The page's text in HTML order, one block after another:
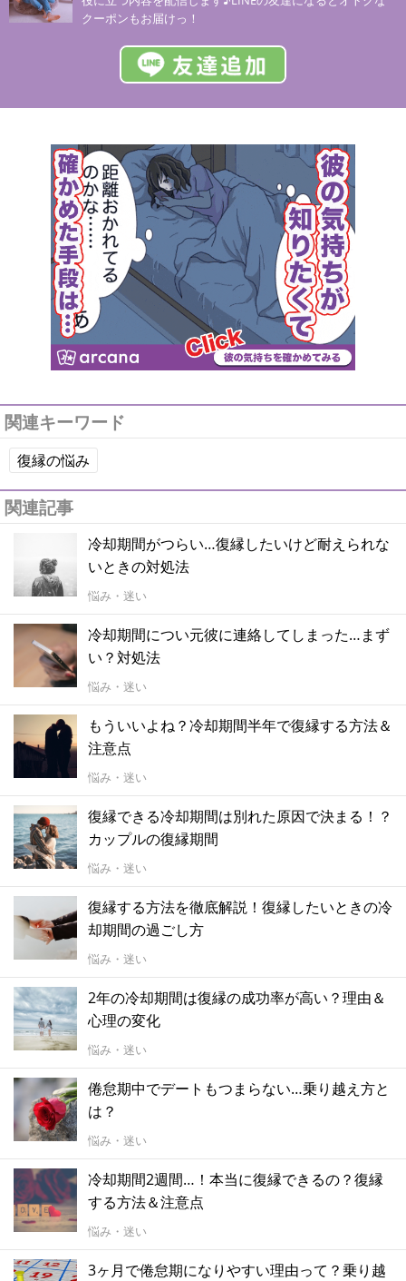
クーポンもお届けっ！
関連キーワード
復縁の悩み
関連記事
冷却期間がつらい…復縁したいけど耐えられな
いときの対処法
悩み・迷い
冷却期間につい元彼に連絡してしまった…まず
い？対処法
悩み・迷い
もういいよね？冷却期間半年で復縁する方法＆
注意点
悩み・迷い
復縁できる冷却期間は別れた原因で決まる！？
カップルの復縁期間
悩み・迷い
復縁する方法を徹底解説！復縁したいときの冷
却期間の過ごし方
悩み・迷い
2年の冷却期間は復縁の成功率が高い？理由＆
心理の変化
悩み・迷い
倦怠期中でデートもつまらない…乗り越え方と
は？
悩み・迷い
冷却期間2週間…！本当に復縁できるの？復縁
する方法＆注意点
悩み・迷い
3ヶ月で倦怠期になりやすい理由って？乗り越